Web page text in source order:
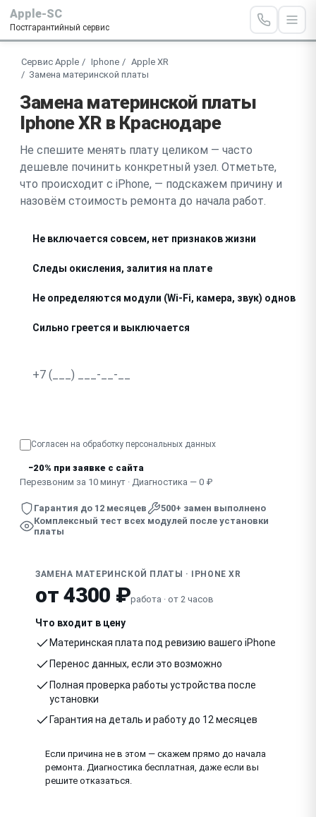
Apple-SC
Постгарантийный сервис
Сервис Apple Iphone
Apple XR
Замена материнской платы
Замена материнской платы
Iphone XR в Краснодаре
Не спешите менять плату целиком — часто
дешевле починить конкретный узел. Отметьте,
что происходит с iPhone, — подскажем причину и
назовём стоимость ремонта до начала работ.
Не включается совсем, нет признаков жизни
Следы окисления, залития на плате
Не определяются модули (Wi-Fi, камера, звук)
Сильно греется и выключается
Согласен на обработку персональных данных
−20% при заявке с сайта
Перезвоним за 10 минут · Диагностика — 0 ₽
Гарантия до 12 месяцев
500+ замен выполнено
Комплексный тест всех модулей после установки
платы
ЗАМЕНА МАТЕРИНСКОЙ ПЛАТЫ · IPHONE XR
от 4300 ₽работа · от 2 часов
Что входит в цену
Материнская плата под ревизию вашего iPhone
Перенос данных, если это возможно
Полная проверка работы устройства после
установки
Гарантия на деталь и работу до 12 месяцев
Если причина не в этом — скажем прямо до начала
ремонта. Диагностика бесплатная, даже если вы
решите отказаться.